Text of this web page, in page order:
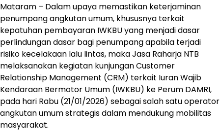
Mataram – Dalam upaya memastikan keterjaminan
penumpang angkutan umum, khususnya terkait
kepatuhan pembayaran IWKBU yang menjadi dasar
perlindungan dasar bagi penumpang apabila terjadi
risiko kecelakaan lalu lintas, maka Jasa Raharja NTB
melaksanakan kegiatan kunjungan Customer
Relationship Management (CRM) terkait Iuran Wajib
Kendaraan Bermotor Umum (IWKBU) ke Perum DAMRI,
pada hari Rabu (21/01/2026) sebagai salah satu operator
angkutan umum strategis dalam mendukung mobilitas
masyarakat.